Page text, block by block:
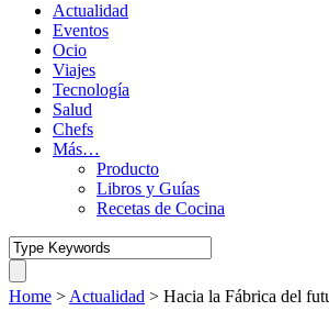
Actualidad
Eventos
Ocio
Viajes
Tecnología
Salud
Chefs
Más…
Producto
Libros y Guías
Recetas de Cocina
Home > Actualidad > Hacia la Fábrica del